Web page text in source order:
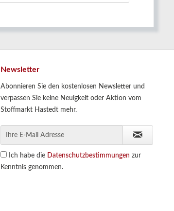
Newsletter
Abonnieren Sie den kostenlosen Newsletter und
verpassen Sie keine Neuigkeit oder Aktion vom
Stoffmarkt Hastedt mehr.
Ich habe die Datenschutzbestimmungen zur
Kenntnis genommen.